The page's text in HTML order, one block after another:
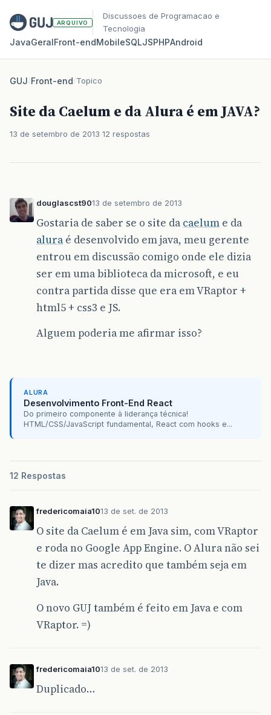
ARQUIVO
Discussoes de Programacao e
Tecnologia
JavaGeralFront‑endMobileSQLJSPHPAndroid
GUJ/Front-end/Topico
Site da Caelum e da Alura é em JAVA?
13 de setembro de 2013 12 respostas
douglascst9013 de setembro de 2013
Gostaria de saber se o site da caelum e da
alura é desenvolvido em java, meu gerente
entrou em discussão comigo onde ele dizia
ser em uma biblioteca da microsoft, e eu
contra partida disse que era em VRaptor +
html5 + css3 e JS.
Alguem poderia me afirmar isso?
ALURA
Desenvolvimento Front-End React
Do primeiro componente à liderança técnica!
HTML/CSS/JavaScript fundamental, React com hooks e...
12 Respostas
fredericomaia1013 de set. de 2013
O site da Caelum é em Java sim, com VRaptor
e roda no Google App Engine. O Alura não sei
te dizer mas acredito que também seja em
Java.
O novo GUJ também é feito em Java e com
VRaptor. =)
fredericomaia1013 de set. de 2013
Duplicado…